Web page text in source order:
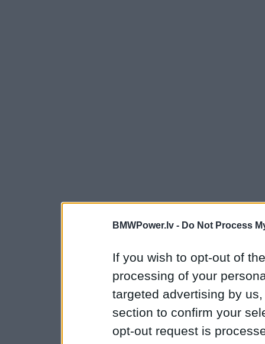
BMWPower.lv - Do Not Process
If you wish to opt-out of
processing of your
targeted advertising by
section to confirm your
opt-out request is